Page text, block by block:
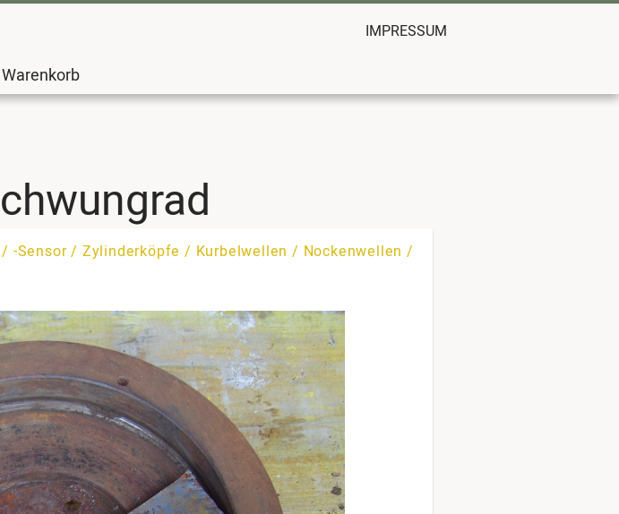
IMPRESSUM
-Sensor / Zylinderköpfe / Kurbelwellen / Nockenwellen /